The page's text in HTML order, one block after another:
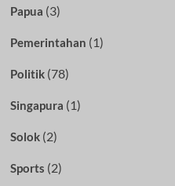
Papua (3)
Pemerintahan (1)
Politik(78)
Singapura (1)
Solok(2)
Sports (2)